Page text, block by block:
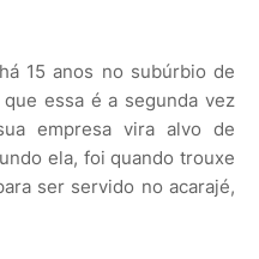
15 anos no subúrbio de
essa é a segunda vez
empresa vira alvo de
ela, foi quando trouxe
ser servido no acarajé,